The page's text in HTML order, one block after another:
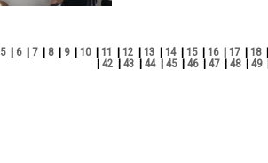
5 | 6 | 7 | 8 | 9 | 10 | 11 | 12 | 13 | 14 | 15 | 16 | 17 | 18 |
| 42 | 43 | 44 | 45 | 46 | 47 | 48 | 49